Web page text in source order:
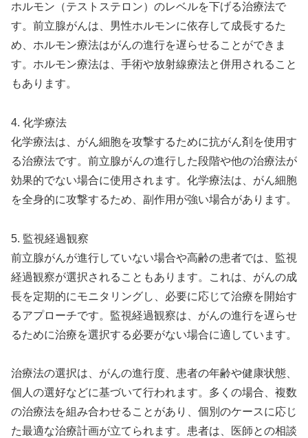
ホルモン（テストステロン）のレベルを下げる治療法で
す。前立腺がんは、男性ホルモンに依存して成長するた
め、ホルモン療法はがんの進行を遅らせることができま
す。ホルモン療法は、手術や放射線療法と併用されること
もあります。
4. 化学療法
化学療法は、がん細胞を攻撃するために抗がん剤を使用す
る治療法です。前立腺がんの進行した段階や他の治療法が
効果的でない場合に使用されます。化学療法は、がん細胞
を全身的に攻撃するため、副作用が強い場合があります。
5. 監視経過観察
前立腺がんが進行していない場合や高齢の患者では、監視
経過観察が選択されることもあります。これは、がんの成
長を定期的にモニタリングし、必要に応じて治療を開始す
るアプローチです。監視経過観察は、がんの進行を遅らせ
るために治療を選択する必要がない場合に適しています。
治療法の選択は、がんの進行度、患者の年齢や健康状態、
個人の選好などに基づいて行われます。多くの場合、複数
の治療法を組み合わせることがあり、個別のケースに応じ
た最適な治療計画が立てられます。患者は、医師との相談